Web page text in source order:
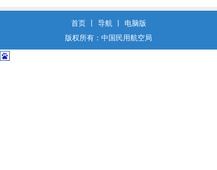
首页 丨 导航 丨
电脑版
版权所有：中国民用航空局